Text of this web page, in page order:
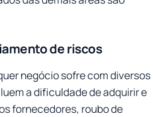
de riscos
negócio sofre com diversos
a dificuldade de adquirir e
fornecedores, roubo de